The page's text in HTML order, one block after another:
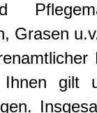
Grasen
Ihnen gilt